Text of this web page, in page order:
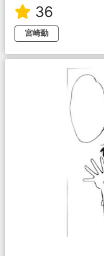
36
宮崎勤